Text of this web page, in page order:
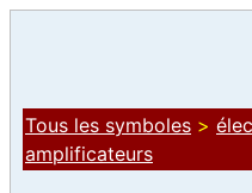
Tous les symboles >
amplificateurs